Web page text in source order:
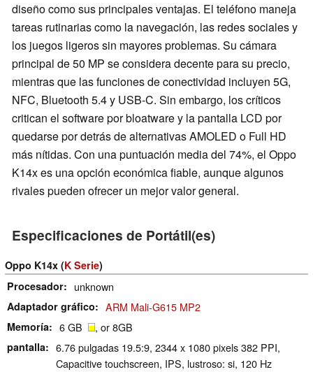
diseño como sus principales ventajas. El teléfono maneja
tareas rutinarias como la navegación, las redes sociales y
los juegos ligeros sin mayores problemas. Su cámara
principal de 50 MP se considera decente para su precio,
mientras que las funciones de conectividad incluyen 5G,
NFC, Bluetooth 5.4 y USB-C. Sin embargo, los críticos
critican el software por bloatware y la pantalla LCD por
quedarse por detrás de alternativas AMOLED o Full HD
más nítidas. Con una puntuación media del 74%, el Oppo
K14x es una opción económica fiable, aunque algunos
rivales pueden ofrecer un mejor valor general.
Especificaciones de Portátil(es)
Oppo K14x (K Serie)
Procesador
unknown
Adaptador gráfico ARM Mali-G615 MP2
Memoría 6 GB , or 8GB
pantalla
6.76 pulgadas 19.5:9, 2344 x 1080 pixels 382 PPI,
Capacitive touchscreen, IPS, lustroso: si, 120 Hz